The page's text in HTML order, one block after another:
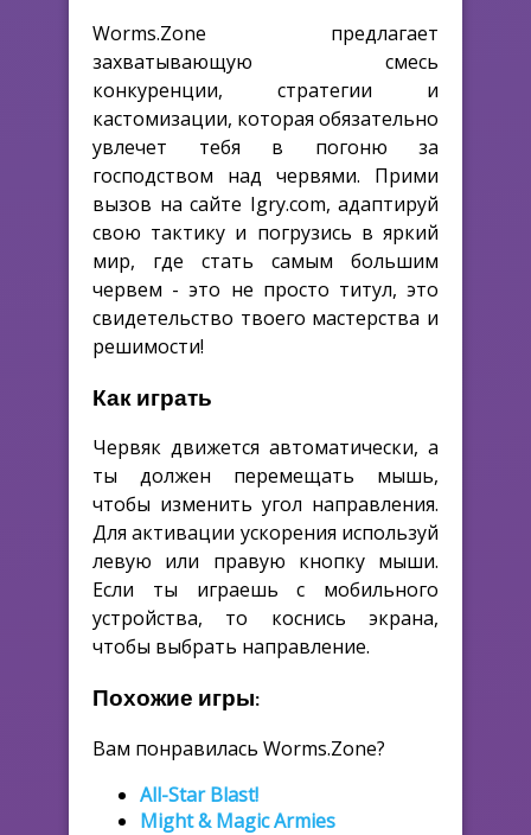
Worms.Zone предлагает
захватывающую смесь
конкуренции, стратегии и
кастомизации, которая обязательно
увлечет тебя в погоню за
господством над червями. Прими
вызов на сайте Igry.com, адаптируй
свою тактику и погрузись в яркий
мир, где стать самым большим
червем - это не просто титул, это
свидетельство твоего мастерства и
решимости!
Как играть
Червяк движется автоматически, а
ты должен перемещать мышь,
чтобы изменить угол направления.
Для активации ускорения используй
левую или правую кнопку мыши.
Если ты играешь с мобильного
устройства, то коснись экрана,
чтобы выбрать направление.
Похожие игры:
Вам понравилась Worms.Zone?
All-Star Blast!
Might & Magic Armies